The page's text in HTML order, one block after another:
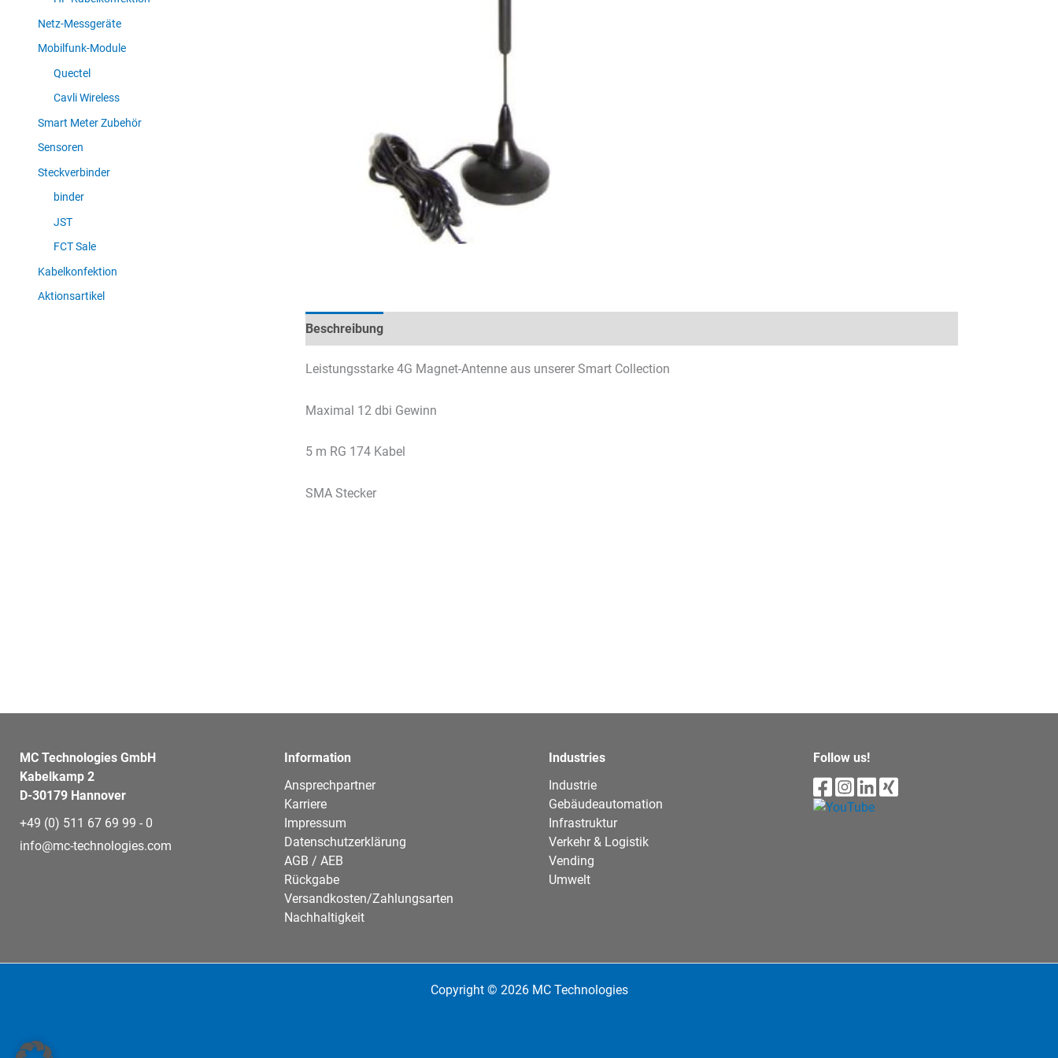
Netz-Messgeräte
Mobilfunk-Module
Quectel
Cavli Wireless
Smart Meter Zubehör
Sensoren
Steckverbinder
binder
JST
FCT Sale
Kabelkonfektion
Aktionsartikel
Beschreibung
Leistungsstarke 4G Magnet-Antenne aus unserer Smart Collection
Maximal 12 dbi Gewinn
5 m RG 174 Kabel
SMA Stecker
MC Technologies GmbH
Kabelkamp 2
D-30179 Hannover
+49 (0) 511 67 69 99 - 0
info@mc-technologies.com
Information
Ansprechpartner
Karriere
Impressum
Datenschutzerklärung
AGB / AEB
Rückgabe
Versandkosten/Zahlungsarten
Nachhaltigkeit
Industries
Industrie
Gebäudeautomation
Infrastruktur
Verkehr & Logistik
Vending
Umwelt
Follow us!
Copyright © 2026 MC Technologies